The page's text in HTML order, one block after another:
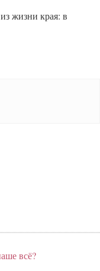
жизни края: в